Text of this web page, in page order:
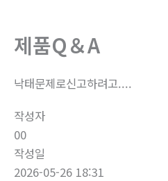
제품Q＆A
낙태문제로신고하려고....
작성자
00
작성일
2026-05-26 18:31